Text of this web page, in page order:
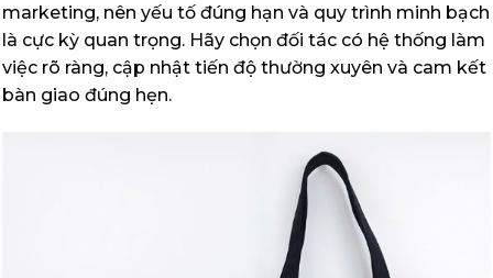
marketing, nên yếu tố đúng hạn và quy trình minh bạch
là cực kỳ quan trọng. Hãy chọn đối tác có hệ thống làm
việc rõ ràng, cập nhật tiến độ thường xuyên và cam kết
bàn giao đúng hẹn.